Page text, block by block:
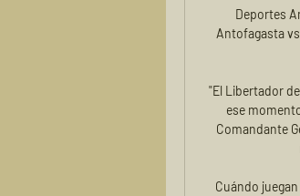
Deportes
Antofagasta
"El Libertador
ese
Comandante
Cuándo